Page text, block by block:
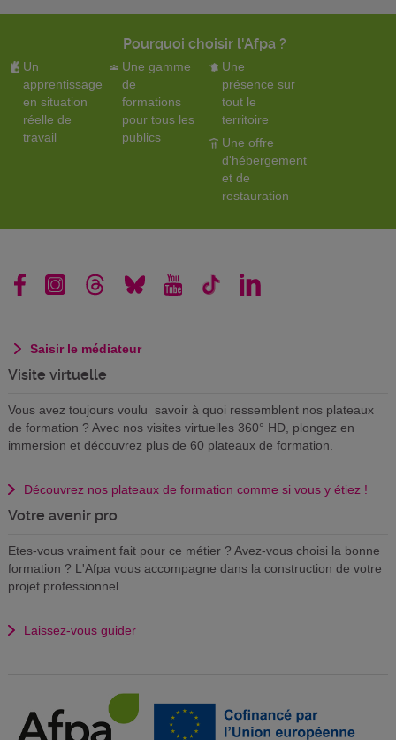
Pourquoi choisir l'Afpa ?
Un
apprentissage
en situation
réelle de
travail
Une gamme
de
formations
pour tous les
publics
Une
présence sur
tout le
territoire
Une offre
d'hébergement
et de
restauration
Saisir le médiateur
Visite virtuelle
Vous avez toujours voulu savoir à quoi ressemblent nos plateaux
de formation ? Avec nos visites virtuelles 360° HD, plongez en
immersion et découvrez plus de 60 plateaux de formation.
Découvrez nos plateaux de formation comme si vous y étiez !
Votre avenir pro
Etes-vous vraiment fait pour ce métier ? Avez-vous choisi la bonne
formation ? L'Afpa vous accompagne dans la construction de votre
projet professionnel
Laissez-vous guider